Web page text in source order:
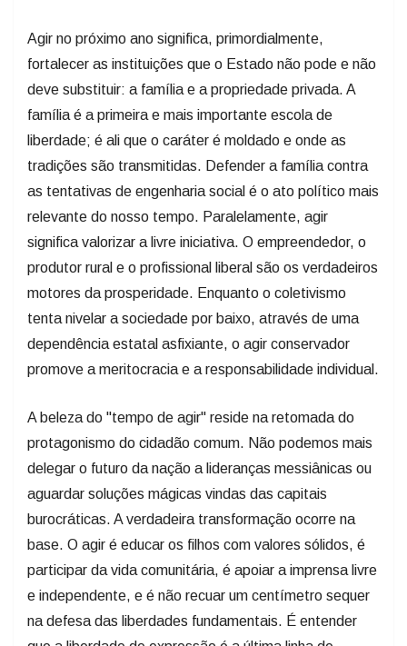
Agir no próximo ano significa, primordialmente,
fortalecer as instituições que o Estado não pode e não
deve substituir: a família e a propriedade privada. A
família é a primeira e mais importante escola de
liberdade; é ali que o caráter é moldado e onde as
tradições são transmitidas. Defender a família contra
as tentativas de engenharia social é o ato político mais
relevante do nosso tempo. Paralelamente, agir
significa valorizar a livre iniciativa. O empreendedor, o
produtor rural e o profissional liberal são os verdadeiros
motores da prosperidade. Enquanto o coletivismo
tenta nivelar a sociedade por baixo, através de uma
dependência estatal asfixiante, o agir conservador
promove a meritocracia e a responsabilidade individual.
A beleza do "tempo de agir" reside na retomada do
protagonismo do cidadão comum. Não podemos mais
delegar o futuro da nação a lideranças messiânicas ou
aguardar soluções mágicas vindas das capitais
burocráticas. A verdadeira transformação ocorre na
base. O agir é educar os filhos com valores sólidos, é
participar da vida comunitária, é apoiar a imprensa livre
e independente, e é não recuar um centímetro sequer
na defesa das liberdades fundamentais. É entender